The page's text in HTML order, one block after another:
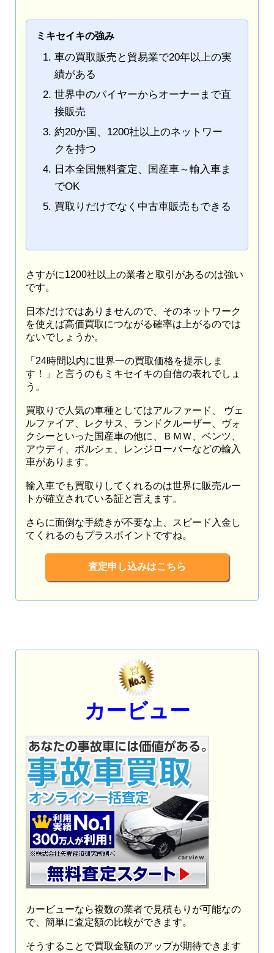
ミキセイキの強み
車の買取販売と貿易業で20年以上の実
績がある
世界中のバイヤーからオーナーまで直
接販売
約20か国、1200社以上のネットワー
クを持つ
日本全国無料査定、国産車～輸入車ま
でOK
買取りだけでなく中古車販売もできる
さすがに1200社以上の業者と取引があるのは強い
です。
日本だけではありませんので、そのネットワーク
を使えば高価買取につながる確率は上がるのでは
ないでしょうか。
「24時間以内に世界一の買取価格を提示しま
す！」と言うのもミキセイキの自信の表れでしょ
う。
買取りで人気の車種としてはアルファード、 ヴェ
ルファイア、レクサス、ランドクルーザー、ヴォ
クシーといった国産車の他に、ＢＭＷ、ベンツ、
アウディ、ポルシェ、レンジローバーなどの輸入
車があります。
輸入車でも買取りしてくれるのは世界に販売ルー
トが確立されている証と言えます。
さらに面倒な手続きが不要な上、スピード入金し
てくれるのもプラスポイントですね。
査定申し込みはこちら
カービュー
カービューなら複数の業者で見積もりが可能なの
で、簡単に査定額の比較ができます。
そうすることで買取金額のアップが期待できます